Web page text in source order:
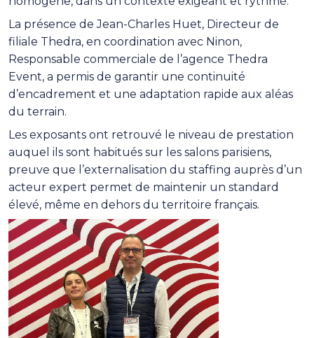
La présence de Jean-Charles Huet, Directeur de
filiale Thedra, en coordination avec Ninon,
Responsable commerciale de l’agence Thedra
Event, a permis de garantir une continuité
d’encadrement et une adaptation rapide aux aléas
du terrain.
Les exposants ont retrouvé le niveau de prestation
auquel ils sont habitués sur les salons parisiens,
preuve que l’externalisation du staffing auprès d’un
acteur expert permet de maintenir un standard
élevé, même en dehors du territoire français.